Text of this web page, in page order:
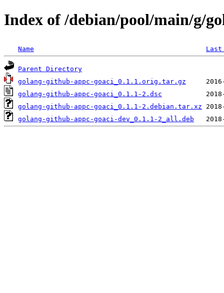
Index of /debian/pool/main/g/
Name
Parent Directory
golang-github-appc-goaci_0.1.1.orig.tar.gz
golang-github-appc-goaci_0.1.1-2.dsc
golang-github-appc-goaci_0.1.1-2.debian.tar.xz
golang-github-appc-goaci-dev_0.1.1-2_all.deb